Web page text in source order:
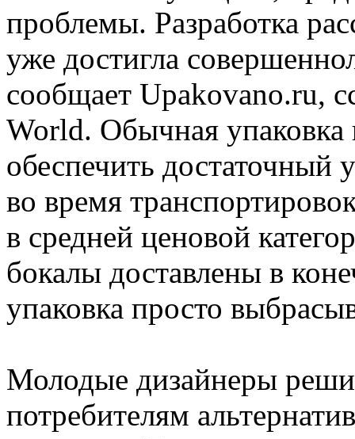
проблемы. Разработка
уже достигла
сообщает Upakovano.ru,
World. Обычная упаковка
обеспечить достаточный
во время
в средней ценовой
бокалы доставлены в
упаковка просто
Молодые дизайнеры
потребителям